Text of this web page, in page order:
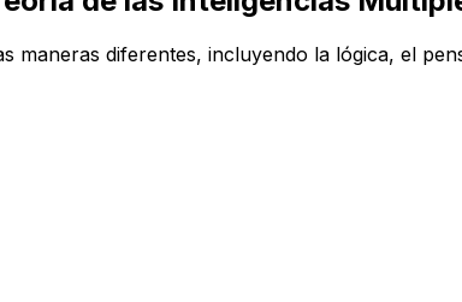
maneras diferentes, incluyendo la lógica, el